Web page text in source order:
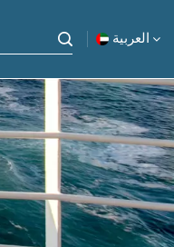
العربية
English
русский
español
Indonesia